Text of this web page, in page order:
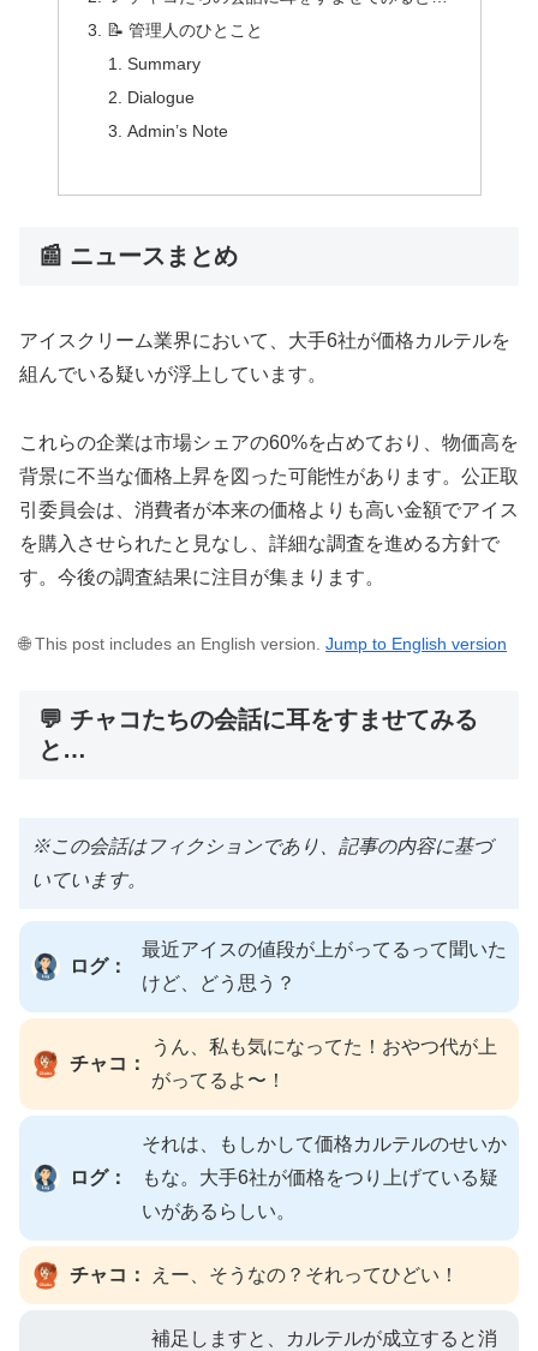
📝 管理人のひとこと
Summary
Dialogue
Admin’s Note
📰 ニュースまとめ
アイスクリーム業界において、大手6社が価格カルテルを
組んでいる疑いが浮上しています。
これらの企業は市場シェアの60%を占めており、物価高を
背景に不当な価格上昇を図った可能性があります。公正取
引委員会は、消費者が本来の価格よりも高い金額でアイス
を購入させられたと見なし、詳細な調査を進める方針で
す。今後の調査結果に注目が集まります。
🌐 This post includes an English version. Jump to English version
💬 チャコたちの会話に耳をすませてみる
と…
※この会話はフィクションであり、記事の内容に基づ
いています。
ログ：
最近アイスの値段が上がってるって聞いた
けど、どう思う？
チャコ：
うん、私も気になってた！おやつ代が上
がってるよ〜！
ログ：
それは、もしかして価格カルテルのせいか
もな。大手6社が価格をつり上げている疑
いがあるらしい。
チャコ： えー、そうなの？それってひどい！
補足しますと、カルテルが成立すると消